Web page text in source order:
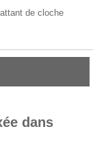
de cloche
dans